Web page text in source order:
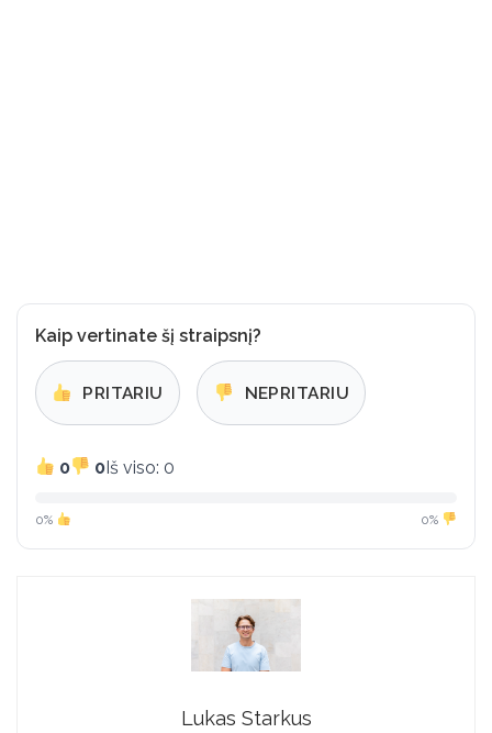
Kaip vertinate šį straipsnį?
PRITARIU NEPRITARIU
0 0Iš viso: 0
0% 0%
Lukas Starkus